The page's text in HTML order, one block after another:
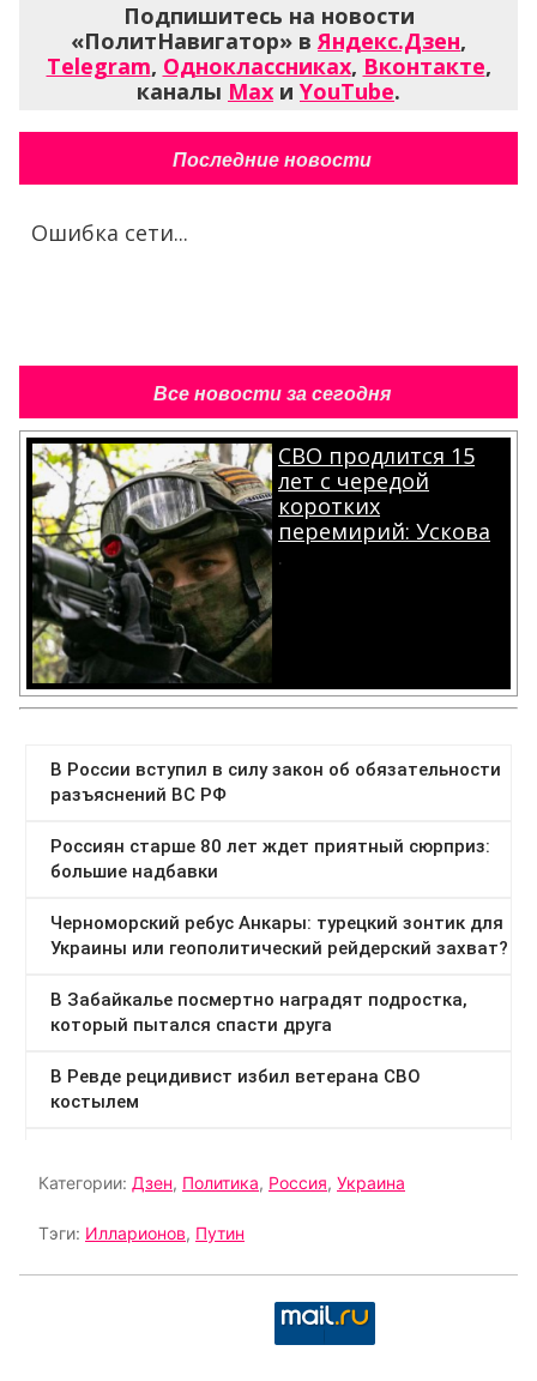
Подпишитесь на новости
«ПолитНавигатор» вЯндекс.Дзен,
Telegram, Одноклассниках, Вконтакте,
каналы Max и YouTube.
Последние новости
Ошибка сети...
Все новости за сегодня
СВО продлится 15
лет с чередой
коротких
перемирий: Ускова
.
Категории: Дзен, Политика, Россия, Украина
Тэги: Илларионов, Путин